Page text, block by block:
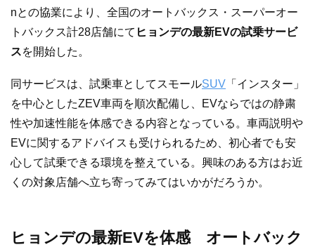
nとの協業により、全国のオートバックス・スーパーオー
トバックス計28店舗にて ヒョンデの最新EVの試乗サービ
スを開始した。
同サービスは、試乗車としてスモールSUV 「インスター」
を中心としたZEV車両を順次配備し、EVならではの静粛
性や加速性能を体感できる内容となっている。車両説明や
EVに関するアドバイスも受けられるため、初心者でも安
心して試乗できる環境を整えている。興味のある方はお近
くの対象店舗へ立ち寄ってみてはいかがだろうか。
ヒョンデの最新EVを体感 オートバック